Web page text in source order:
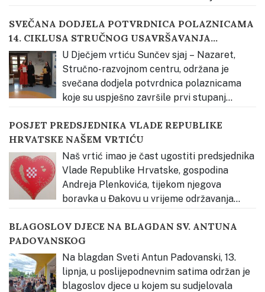
obrazovnih ustanova. Priprema za izradu izloga
započela je upoznavanjem djece s bogatstvom
slavonske tradicije kroz neposredno iskustvo.…
SVEČANA DODJELA POTVRDNICA POLAZNICAMA
14. CIKLUSA STRUČNOG USAVRŠAVANJA
KATEHEZE DOBROGA PASTIRA
U Dječjem vrtiću Sunčev sjaj – Nazaret,
Stručno-razvojnom centru, održana je
svečana dodjela potvrdnica polaznicama
koje su uspješno završile prvi stupanj
Montessori pedagogije – Kateheza Dobroga Pastira.
Svečanost je otvorena glazbenim nastupom djece,
nakon čega je okupljene pozdravila s. Estera Radičević,
predstavnica Osnivača Dječjeg…
POSJET PREDSJEDNIKA VLADE REPUBLIKE
HRVATSKE NAŠEM VRTIĆU
Naš vrtić imao je čast ugostiti predsjednika
Vlade Republike Hrvatske, gospodina
Andreja Plenkovića, tijekom njegova
boravka u Đakovu u vrijeme održavanja
pjesmom te mu uručila prigodan poklon – dječji rad
izrađen povodom Đakovačkih vezova, kao znak
dobrodošlice i ljubavi prema našem gradu, Slavoniji
BLAGOSLOV DJECE NA BLAGDAN SV. ANTUNA
PADOVANSKOG
Na blagdan Sveti Antun Padovanski, 13.
lipnja, u poslijepodnevnim satima održan je
blagoslov djece u kojem su sudjelovala